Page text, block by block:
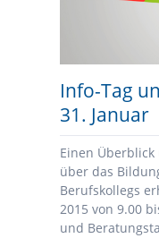
Info-Tag
31. Januar
Einen
über das
Berufskollegs
2015 von 9.00
und